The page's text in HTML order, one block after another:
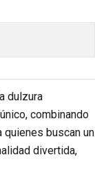
dulzura
combinando
buscan un
divertida,